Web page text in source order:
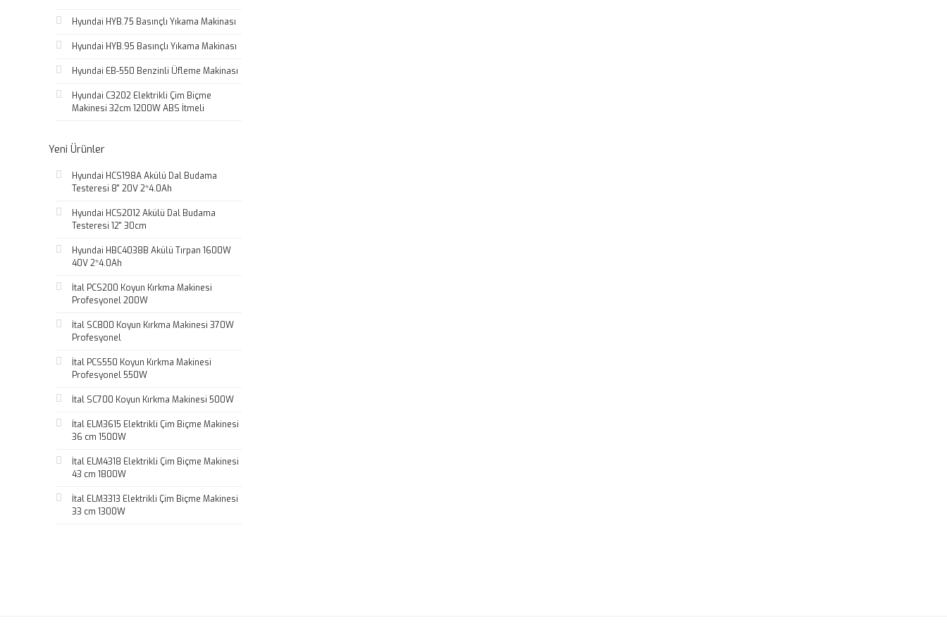
Hyundai HYB.75 Basınçlı Yıkama Makinası
Hyundai HYB.95 Basınçlı Yıkama Makinası
Hyundai EB-550 Benzinli Üfleme Makinası
Hyundai C3202 Elektrikli Çim Biçme
Makinesi 32cm 1200W ABS İtmeli
Yeni Ürünler
Hyundai HCS198A Akülü Dal Budama
Testeresi 8'' 20V 2*4.0Ah
Hyundai HCS2012 Akülü Dal Budama
Testeresi 12'' 30cm
Hyundai HBC4038B Akülü Tırpan 1600W
40V 2*4.0Ah
İtal PCS200 Koyun Kırkma Makinesi
Profesyonel 200W
İtal SC800 Koyun Kırkma Makinesi 370W
Profesyonel
İtal PCS550 Koyun Kırkma Makinesi
Profesyonel 550W
İtal SC700 Koyun Kırkma Makinesi 500W
İtal ELM3615 Elektrikli Çim Biçme Makinesi
36 cm 1500W
İtal ELM4318 Elektrikli Çim Biçme Makinesi
43 cm 1800W
İtal ELM3313 Elektrikli Çim Biçme Makinesi
33 cm 1300W